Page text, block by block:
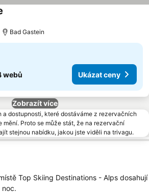
Bad Gastein
webů Ukázat ceny
Zobrazít více
a dostupnosti, které dostáváme z rezervačních
mění. Proto se může stát, že na rezervační
stejnou nabídku, jakou jste viděli na trivagu.
Top Skiing Destinations - Alps dosahují
noc.